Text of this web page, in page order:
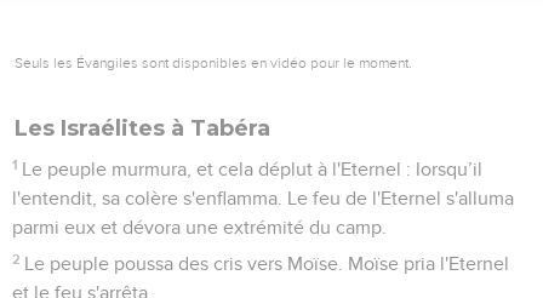
Seuls les Évangiles sont disponibles en vidéo pour le moment.
Les Israélites à Tabéra
1 Le peuple murmura, et cela déplut à l'Eternel : lorsqu’il
l'entendit, sa colère s'enflamma. Le feu de l'Eternel s'alluma
parmi eux et dévora une extrémité du camp.
2 Le peuple poussa des cris vers Moïse. Moïse pria l'Eternel
et le feu s'arrêta.